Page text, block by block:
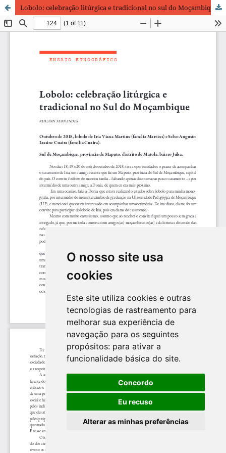
O nosso site usa
cookies
Este site utiliza cookies e outras
tecnologias de rastreamento para
melhorar sua experiência de
navegação para os seguintes
propósitos: para ativar a
funcionalidade básica do site.
Concordo
Eu recuso
Alterar as minhas preferências
Lobolo: celebração litúrgica e tradicional no sul do Moçambique